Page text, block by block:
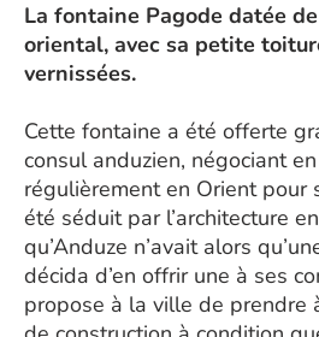
La fontaine Pagode datée
oriental, avec sa petite
vernissées.
Cette fontaine a été offerte
consul anduzien, négociant
régulièrement en Orient pour
été séduit par l’architecture
qu’Anduze n’avait alors
décida d’en offrir une à ses
propose à la ville de prendre